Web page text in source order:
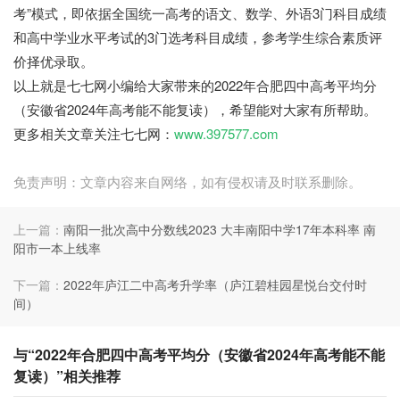
考”模式，即依据全国统一高考的语文、数学、外语3门科目成绩
和高中学业水平考试的3门选考科目成绩，参考学生综合素质评
价择优录取。
以上就是七七网小编给大家带来的2022年合肥四中高考平均分
（安徽省2024年高考能不能复读），希望能对大家有所帮助。
更多相关文章关注七七网： www.397577.com
免责声明：文章内容来自网络，如有侵权请及时联系删除。
上一篇： 南阳一批次高中分数线2023 大丰南阳中学17年本科率 南
阳市一本上线率
下一篇： 2022年庐江二中高考升学率（庐江碧桂园星悦台交付时
间）
与“2022年合肥四中高考平均分（安徽省2024年高考能不能
复读）”相关推荐